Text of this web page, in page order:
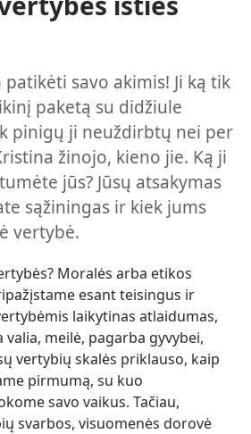
savo akimis! Ji ką tik
paketą su didžiule
pinigų ji neuždirbtų nei per
žinojo, kieno jie. Ką ji
jūs? Jūsų atsakymas
sąžiningas ir kiek jums
vertybė.
Moralės arba etikos
esant teisingus ir
laikytinas atlaidumas,
valia, meilė, pagarba gyvybei,
vertybių skalės priklauso, kaip
pirmumą, su kuo
savo vaikus. Tačiau,
svarbos, visuomenės dorovė